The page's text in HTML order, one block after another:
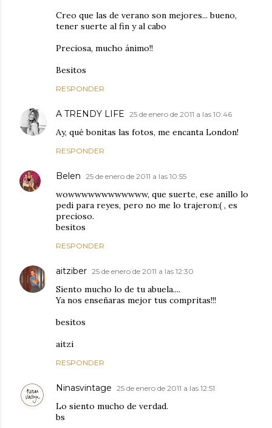
Creo que las de verano son mejores... bueno,
tener suerte al fin y al cabo
Preciosa, mucho ánimo!!
Besitos
RESPONDER
A TRENDY LIFE 25 de enero de 2011 a las 10:46
Ay, qué bonitas las fotos, me encanta London!
RESPONDER
Belen 25 de enero de 2011 a las 10:55
wowwwwwwwwwwww, que suerte, ese anillo lo
pedi para reyes, pero no me lo trajeron:( , es
precioso.
besitos
RESPONDER
aitziber 25 de enero de 2011 a las 12:30
Siento mucho lo de tu abuela....
Ya nos enseñaras mejor tus compritas!!!
besitos
aitzi
RESPONDER
Ninasvintage 25 de enero de 2011 a las 12:51
Lo siento mucho de verdad.
bs